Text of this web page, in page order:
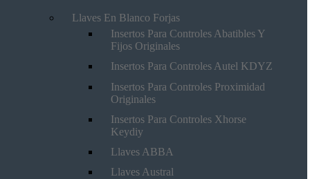
Llaves En Blanco Forjas
Insertos Para Controles Abatibles Y
Fijos Originales
Insertos Para Controles Autel KDYZ
Insertos Para Controles Proximidad
Originales
Insertos Para Controles Xhorse
Keydiy
Llaves ABBA
Llaves Austral